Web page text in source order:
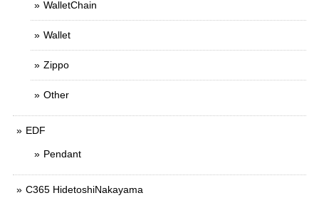
WalletChain
Wallet
Zippo
Other
EDF
Pendant
C365 HidetoshiNakayama